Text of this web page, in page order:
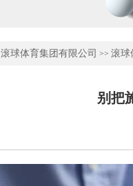
滚球体育集团有限公司 >> 滚球
别把